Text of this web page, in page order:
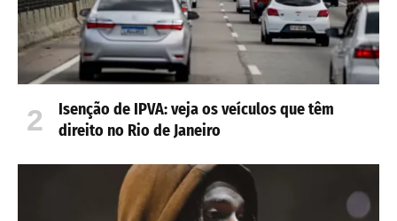
Isenção de IPVA: veja os veículos que têm
direito no Rio de Janeiro